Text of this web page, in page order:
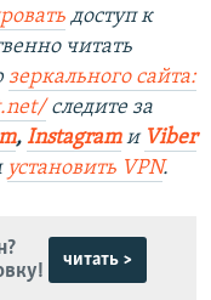
доступ к
читать
зеркального сайта:
следите за
, Instagramи Viber
установить VPN.
читать >